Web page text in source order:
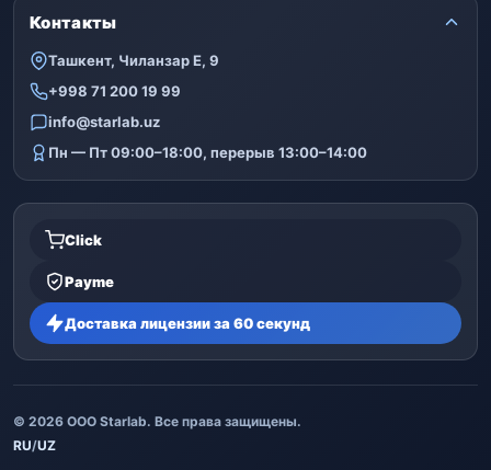
Контакты
Ташкент, Чиланзар Е, 9
+998 71 200 19 99
info@starlab.uz
Пн — Пт 09:00–18:00, перерыв 13:00–14:00
Click
Payme
Доставка лицензии за 60 секунд
© 2026 ООО Starlab. Все права защищены.
RU/UZ